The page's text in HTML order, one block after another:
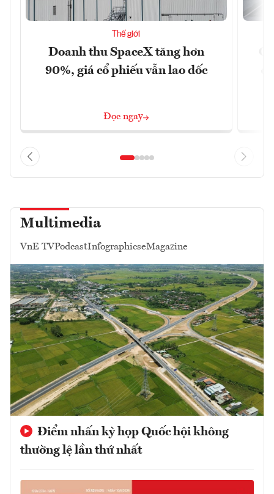
Thế giới
Doanh thu SpaceX tăng hơn
90%, giá cổ phiếu vẫn lao dốc
Đọc ngay
Multimedia
VnE TVPodcastInfographicseMagazine
Điểm nhấn kỳ họp Quốc hội không
thường lệ lần thứ nhất